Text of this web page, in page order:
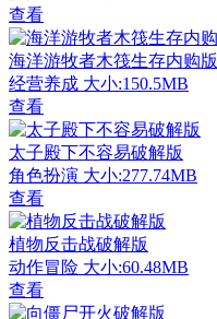
查看
海洋游牧者木筏生存内购版
经营养成 大小:150.5MB
查看
太子殿下不容易破解版
角色扮演 大小:277.74MB
查看
植物反击战破解版
动作冒险 大小:60.48MB
查看